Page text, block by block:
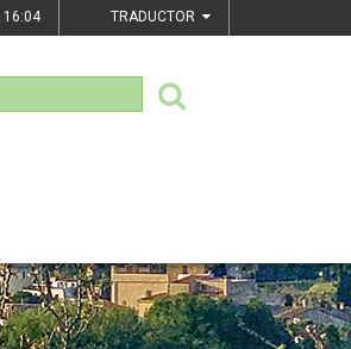
16:04 TRADUCTOR